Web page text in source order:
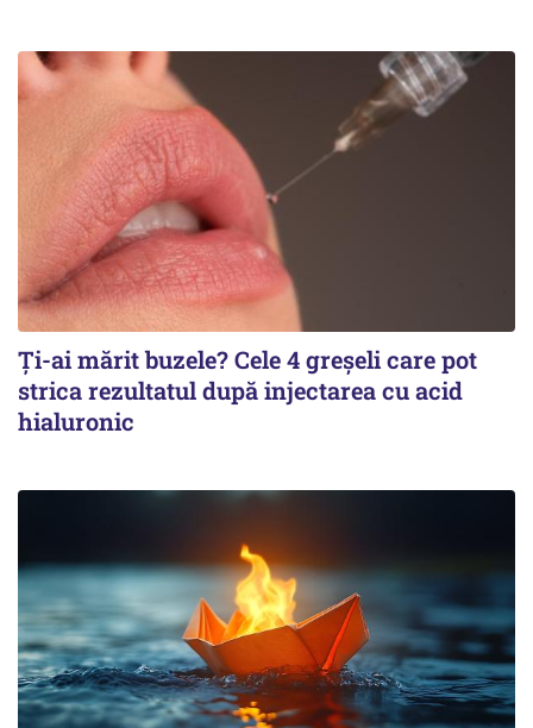
Ți-ai mărit buzele? Cele 4 greșeli care pot
strica rezultatul după injectarea cu acid
hialuronic